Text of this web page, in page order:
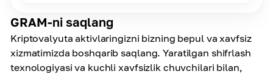
GRAM-ni saqlang
Kriptovalyuta aktivlaringizni bizning bepul va xavfsiz
xizmatimizda boshqarib saqlang. Yaratilgan shifrlash
texnologiyasi va kuchli xavfsizlik chuvchilari bilan,